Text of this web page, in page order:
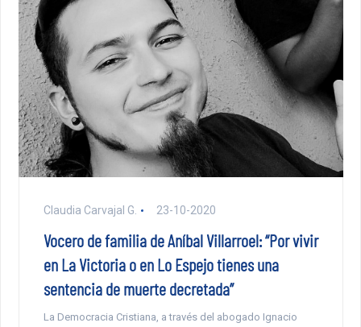
Claudia Carvajal G. 23-10-2020
Vocero de familia de Aníbal Villarroel: “Por vivir
en La Victoria o en Lo Espejo tienes una
sentencia de muerte decretada”
La Democracia Cristiana, a través del abogado Ignacio